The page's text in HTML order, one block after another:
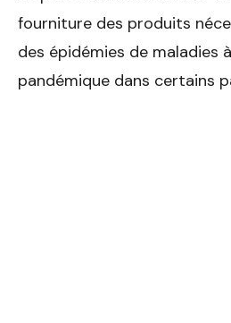
fourniture des produits
des épidémies de mala­dies
pandémique dans certains